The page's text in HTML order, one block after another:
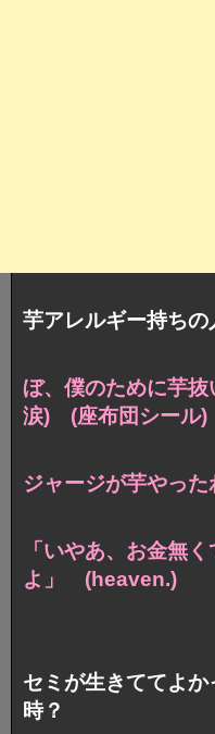
芋アレルギー持ち
ぼ、僕のために芋
涙) (座布団シール)
ジャージが芋やっ
「いやあ、お金無
よ」 (heaven.)
セミが生きててよ
時？